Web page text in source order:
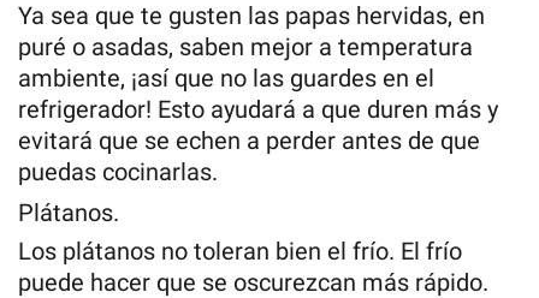
Ya sea que te gusten las papas hervidas, en
puré o asadas, saben mejor a temperatura
ambiente, ¡así que no las guardes en el
refrigerador! Esto ayudará a que duren más y
evitará que se echen a perder antes de que
puedas cocinarlas.
Plátanos.
Los plátanos no toleran bien el frío. El frío
puede hacer que se oscurezcan más rápido.